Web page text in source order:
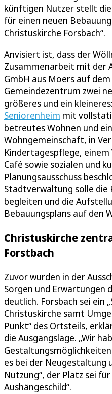
künftigen Nutzer stellt
für einen neuen
Christuskirche Forsbach“.
Anvisiert ist, dass der
Zusammenarbeit mit der
GmbH aus Moers auf
Gemeindezentrum zwei
größeres und ein
Seniorenheim mit
betreutes Wohnen und
Wohngemeinschaft, in
Kindertagespflege,
Café sowie sozialen und
Planungsausschuss
Stadtverwaltung solle die
begleiten und die
Bebauungsplans auf den
Christuskirche
Forstbach
Zuvor wurden in der
Sorgen und Erwartungen
deutlich. Forsbach sei ein
Christuskirche samt
Punkt“ des Ortsteils,
die Ausgangslage. „Wir
Gestaltungsmöglichkeiten
es bei der Neugestaltung
Nutzung“, der Platz sei
Aushängeschild“.